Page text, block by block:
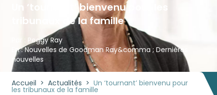
Accueil > Actualités > Un ‘tournant’ bienvenu pour
les tribunaux de la famille
Un ‘tournant’ bienvenu pour les
tribunaux de la famille
Par : Peggy Ray
En :Nouvelles de Goodman Ray&comma ; Dernières
nouvelles